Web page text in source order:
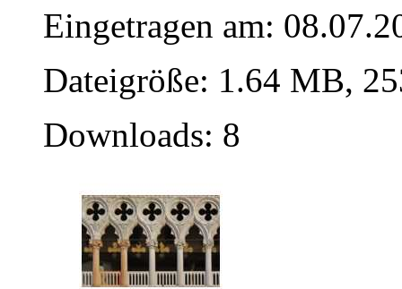
Eingetragen am:
Dateigröße: 1.64 MB,
Downloads: 8